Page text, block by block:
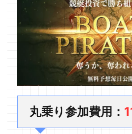
丸乗り参加費用：